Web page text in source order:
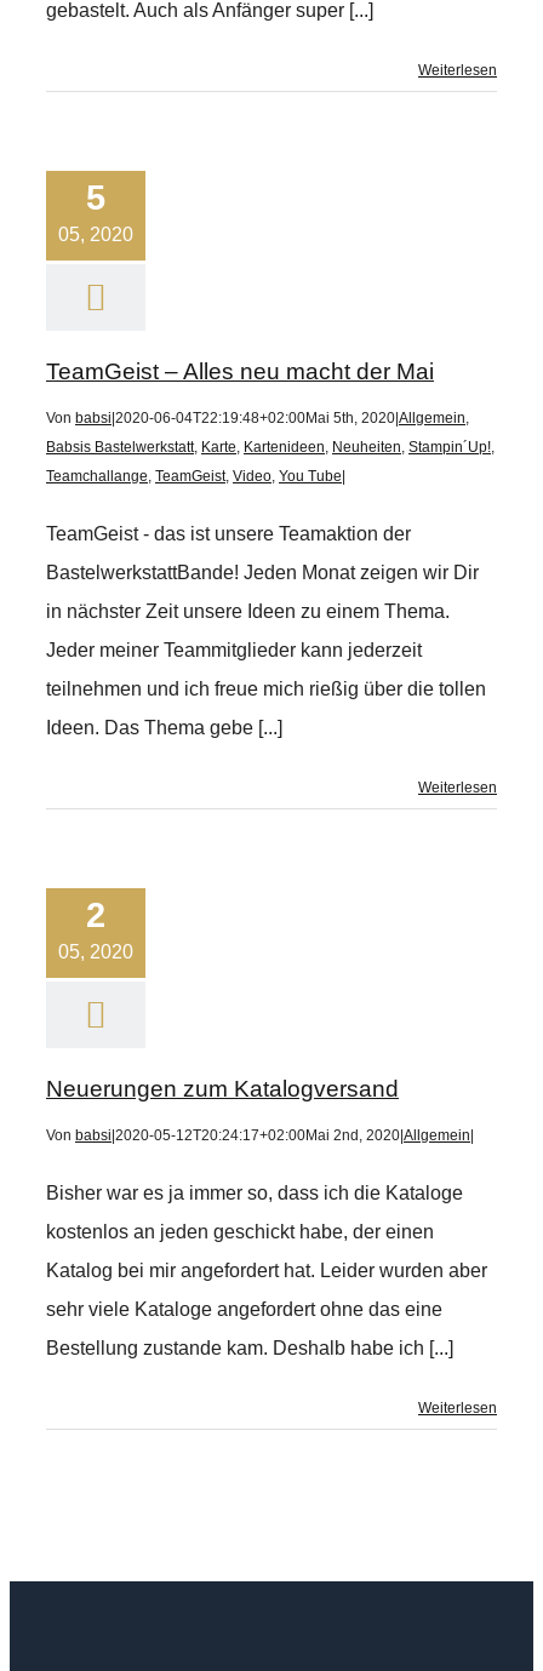
gebastelt. Auch als Anfänger super [...]
Weiterlesen
5
05, 2020
TeamGeist – Alles neu macht der Mai
Von babsi 2020-06-04T22:19:48+02:00Mai 5th, 2020 Allgemein,
Babsis Bastelwerkstatt, Karte, Kartenideen, Neuheiten, Stampin´Up!,
Teamchallange, TeamGeist, Video, You Tube
TeamGeist - das ist unsere Teamaktion der
BastelwerkstattBande! Jeden Monat zeigen wir Dir
in nächster Zeit unsere Ideen zu einem Thema.
Jeder meiner Teammitglieder kann jederzeit
teilnehmen und ich freue mich rießig über die tollen
Ideen. Das Thema gebe [...]
Weiterlesen
2
05, 2020
Neuerungen zum Katalogversand
Von babsi 2020-05-12T20:24:17+02:00Mai 2nd, 2020 Allgemein
Bisher war es ja immer so, dass ich die Kataloge
kostenlos an jeden geschickt habe, der einen
Katalog bei mir angefordert hat. Leider wurden aber
sehr viele Kataloge angefordert ohne das eine
Bestellung zustande kam. Deshalb habe ich [...]
Weiterlesen